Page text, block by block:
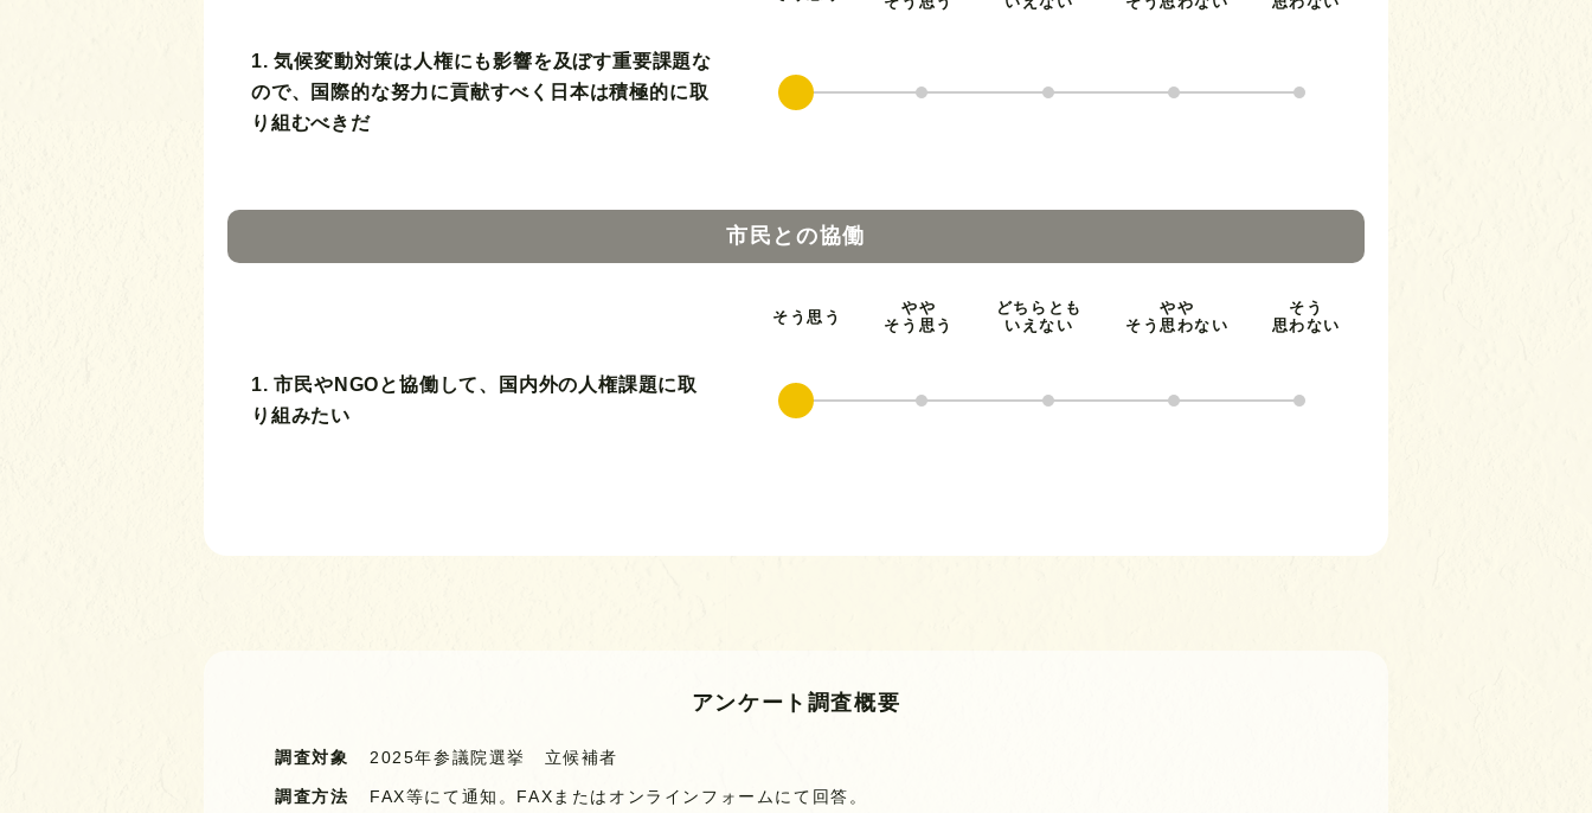
1. 気候変動対策は人権にも影響を及ぼす重要課題な
ので、国際的な努力に貢献すべく日本は積極的に取
り組むべきだ
市民との協働
そう思う
やや
そう思う
どちらとも
いえない
やや
そう思わない
そう
思わない
1. 市民やNGOと協働して、国内外の人権課題に取
り組みたい
アンケート調査概要
調査対象 2025年参議院選挙 立候補者
調査方法 FAX等にて通知。FAXまたはオンラインフォームにて回答。